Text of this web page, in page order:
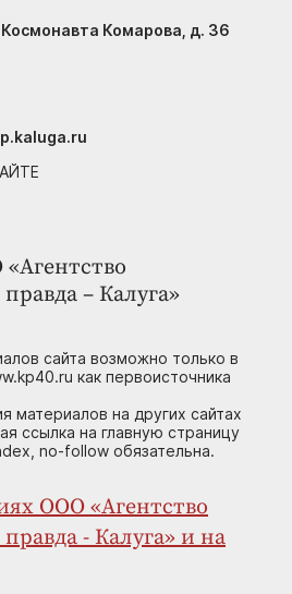
– Калуга»
сайта возможно только в
как первоисточника
материалов на других сайтах
ссылка на главную страницу
no-follow обязательна.
ООО «Агентство
- Калуга» и на
Комарова, д. 36